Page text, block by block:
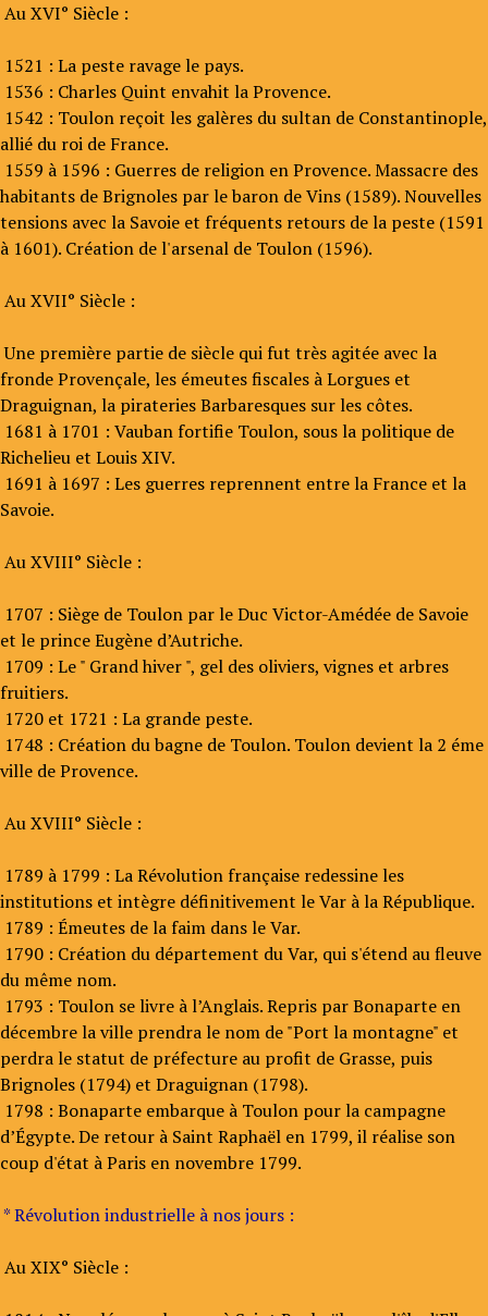
Au XVI° Siècle :
1521 : La peste ravage le pays.
1536 : Charles Quint envahit la Provence.
1542 : Toulon reçoit les galères du sultan de Constantinople,
allié du roi de France.
1559 à 1596 : Guerres de religion en Provence. Massacre des
habitants de Brignoles par le baron de Vins (1589). Nouvelles
tensions avec la Savoie et fréquents retours de la peste (1591
à 1601). Création de l'arsenal de Toulon (1596).
Au XVII° Siècle :
Une première partie de siècle qui fut très agitée avec la
fronde Provençale, les émeutes fiscales à Lorgues et
Draguignan, la pirateries Barbaresques sur les côtes.
1681 à 1701 : Vauban fortifie Toulon, sous la politique de
Richelieu et Louis XIV.
1691 à 1697 : Les guerres reprennent entre la France et la
Savoie.
Au XVIII° Siècle :
1707 : Siège de Toulon par le Duc Victor-Amédée de Savoie
et le prince Eugène d’Autriche.
1709 : Le " Grand hiver ", gel des oliviers, vignes et arbres
fruitiers.
1720 et 1721 : La grande peste.
1748 : Création du bagne de Toulon. Toulon devient la 2 éme
ville de Provence.
Au XVIII° Siècle :
1789 à 1799 : La Révolution française redessine les
institutions et intègre définitivement le Var à la République.
1789 : Émeutes de la faim dans le Var.
1790 : Création du département du Var, qui s'étend au fleuve
du même nom.
1793 : Toulon se livre à l’Anglais. Repris par Bonaparte en
décembre la ville prendra le nom de "Port la montagne" et
perdra le statut de préfecture au profit de Grasse, puis
Brignoles (1794) et Draguignan (1798).
1798 : Bonaparte embarque à Toulon pour la campagne
d’Égypte. De retour à Saint Raphaël en 1799, il réalise son
coup d'état à Paris en novembre 1799.
* Révolution industrielle à nos jours :
Au XIX° Siècle :